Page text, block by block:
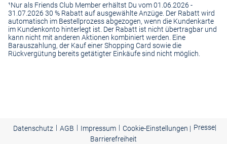
¹Nur als Friends Club Member erhältst Du vom 01.06.2026 -
31.07.2026 30 % Rabatt auf ausgewählte Anzüge. Der Rabatt wird
automatisch im Bestellprozess abgezogen, wenn die Kundenkarte
im Kundenkonto hinterlegt ist. Der Rabatt ist nicht übertragbar und
kann nicht mit anderen Aktionen kombiniert werden. Eine
Barauszahlung, der Kauf einer Shopping Card sowie die
Rückvergütung bereits getätigter Einkäufe sind nicht möglich.
Datenschutz | AGB | Impressum | Cookie-Einstellungen | Presse|
Barrierefreiheit